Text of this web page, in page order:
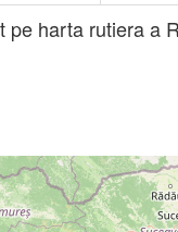
harta rutiera a